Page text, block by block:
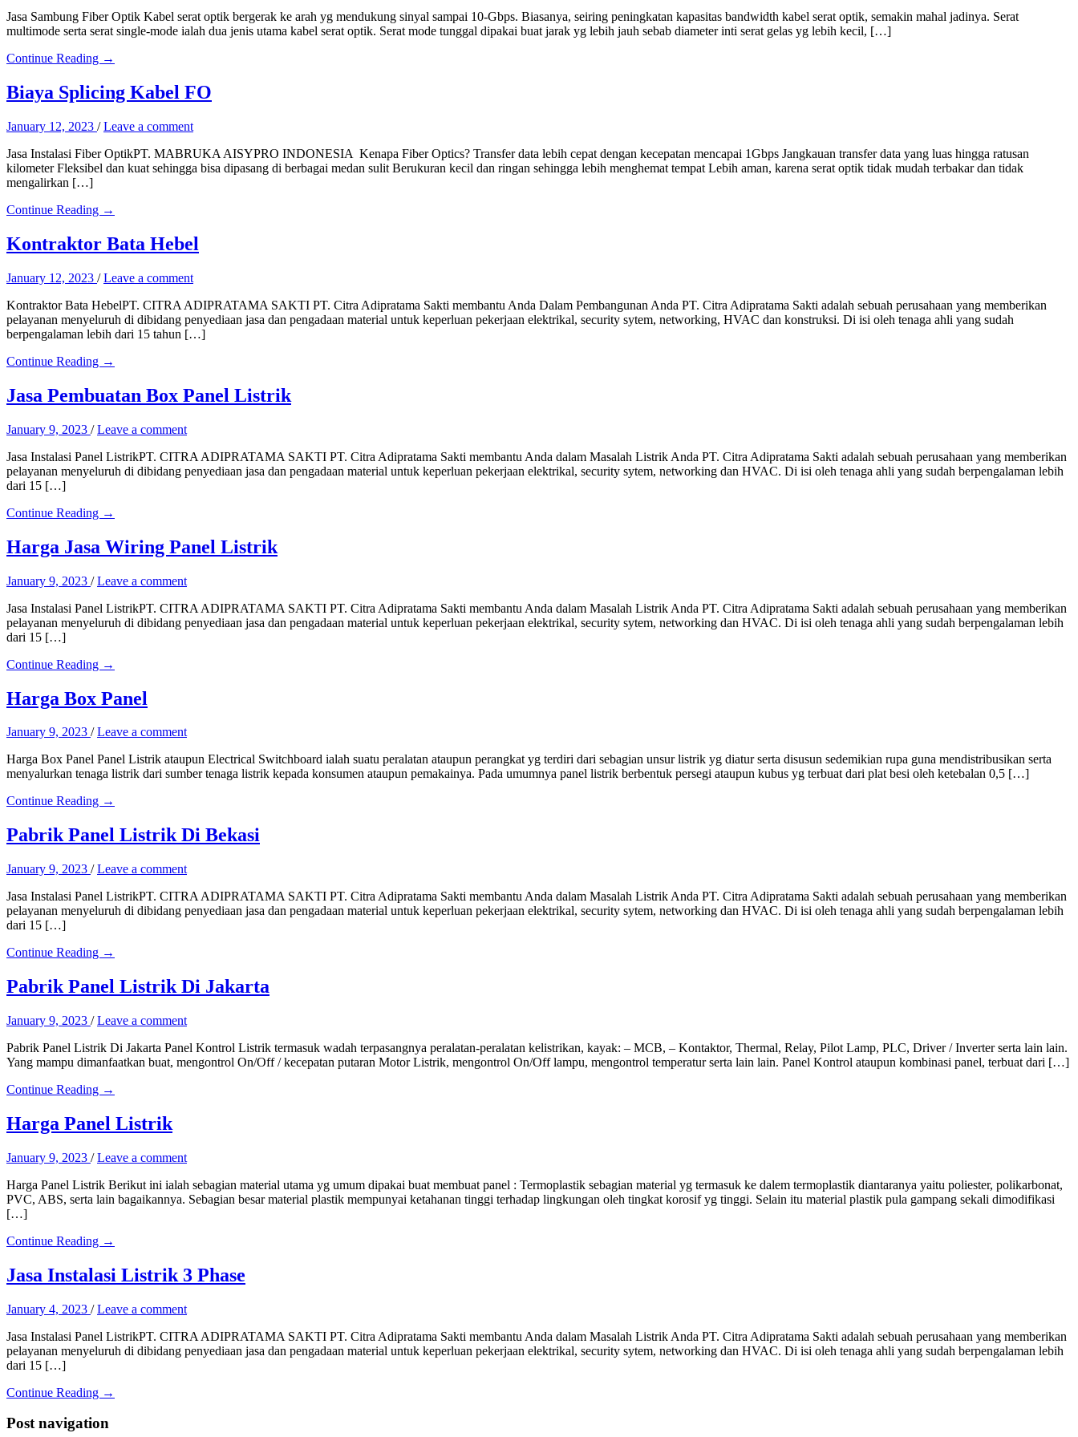
Jasa Sambung Fiber Optik Kabel serat optik bergerak ke arah yg mendukung sinyal sampai 10-Gbps. Biasanya, seiring peningkatan kapasitas bandwidth kabel serat optik, semakin mahal jadinya. Serat
multimode serta serat single-mode ialah dua jenis utama kabel serat optik. Serat mode tunggal dipakai buat jarak yg lebih jauh sebab diameter inti serat gelas yg lebih kecil, […]
Continue Reading →
Biaya Splicing Kabel FO
January 12, 2023 /Leave a comment
Jasa Instalasi Fiber OptikPT. MABRUKA AISYPRO INDONESIA Kenapa Fiber Optics? Transfer data lebih cepat dengan kecepatan mencapai 1Gbps Jangkauan transfer data yang luas hingga ratusan
kilometer Fleksibel dan kuat sehingga bisa dipasang di berbagai medan sulit Berukuran kecil dan ringan sehingga lebih menghemat tempat Lebih aman, karena serat optik tidak mudah terbakar dan tidak
mengalirkan […]
Continue Reading →
Kontraktor Bata Hebel
January 12, 2023 /Leave a comment
Kontraktor Bata HebelPT. CITRA ADIPRATAMA SAKTI PT. Citra Adipratama Sakti membantu Anda Dalam Pembangunan Anda PT. Citra Adipratama Sakti adalah sebuah perusahaan yang memberikan
pelayanan menyeluruh di dibidang penyediaan jasa dan pengadaan material untuk keperluan pekerjaan elektrikal, security sytem, networking, HVAC dan konstruksi. Di isi oleh tenaga ahli yang sudah
berpengalaman lebih dari 15 tahun […]
Continue Reading →
Jasa Pembuatan Box Panel Listrik
January 9, 2023 /Leave a comment
Jasa Instalasi Panel ListrikPT. CITRA ADIPRATAMA SAKTI PT. Citra Adipratama Sakti membantu Anda dalam Masalah Listrik Anda PT. Citra Adipratama Sakti adalah sebuah perusahaan yang memberikan
pelayanan menyeluruh di dibidang penyediaan jasa dan pengadaan material untuk keperluan pekerjaan elektrikal, security sytem, networking dan HVAC. Di isi oleh tenaga ahli yang sudah berpengalaman lebih
dari 15 […]
Continue Reading →
Harga Jasa Wiring Panel Listrik
January 9, 2023 /Leave a comment
Jasa Instalasi Panel ListrikPT. CITRA ADIPRATAMA SAKTI PT. Citra Adipratama Sakti membantu Anda dalam Masalah Listrik Anda PT. Citra Adipratama Sakti adalah sebuah perusahaan yang memberikan
pelayanan menyeluruh di dibidang penyediaan jasa dan pengadaan material untuk keperluan pekerjaan elektrikal, security sytem, networking dan HVAC. Di isi oleh tenaga ahli yang sudah berpengalaman lebih
dari 15 […]
Continue Reading →
Harga Box Panel
January 9, 2023 /Leave a comment
Harga Box Panel Panel Listrik ataupun Electrical Switchboard ialah suatu peralatan ataupun perangkat yg terdiri dari sebagian unsur listrik yg diatur serta disusun sedemikian rupa guna mendistribusikan serta
menyalurkan tenaga listrik dari sumber tenaga listrik kepada konsumen ataupun pemakainya. Pada umumnya panel listrik berbentuk persegi ataupun kubus yg terbuat dari plat besi oleh ketebalan 0,5 […]
Continue Reading →
Pabrik Panel Listrik Di Bekasi
January 9, 2023 /Leave a comment
Jasa Instalasi Panel ListrikPT. CITRA ADIPRATAMA SAKTI PT. Citra Adipratama Sakti membantu Anda dalam Masalah Listrik Anda PT. Citra Adipratama Sakti adalah sebuah perusahaan yang memberikan
pelayanan menyeluruh di dibidang penyediaan jasa dan pengadaan material untuk keperluan pekerjaan elektrikal, security sytem, networking dan HVAC. Di isi oleh tenaga ahli yang sudah berpengalaman lebih
dari 15 […]
Continue Reading →
Pabrik Panel Listrik Di Jakarta
January 9, 2023 /Leave a comment
Pabrik Panel Listrik Di Jakarta Panel Kontrol Listrik termasuk wadah terpasangnya peralatan-peralatan kelistrikan, kayak: – MCB, – Kontaktor, Thermal, Relay, Pilot Lamp, PLC, Driver / Inverter serta lain lain.
Yang mampu dimanfaatkan buat, mengontrol On/Off / kecepatan putaran Motor Listrik, mengontrol On/Off lampu, mengontrol temperatur serta lain lain. Panel Kontrol ataupun kombinasi panel, terbuat dari […]
Continue Reading →
Harga Panel Listrik
January 9, 2023 /Leave a comment
Harga Panel Listrik Berikut ini ialah sebagian material utama yg umum dipakai buat membuat panel : Termoplastik sebagian material yg termasuk ke dalem termoplastik diantaranya yaitu poliester, polikarbonat,
PVC, ABS, serta lain bagaikannya. Sebagian besar material plastik mempunyai ketahanan tinggi terhadap lingkungan oleh tingkat korosif yg tinggi. Selain itu material plastik pula gampang sekali dimodifikasi
[…]
Continue Reading →
Jasa Instalasi Listrik 3 Phase
January 4, 2023 /Leave a comment
Jasa Instalasi Panel ListrikPT. CITRA ADIPRATAMA SAKTI PT. Citra Adipratama Sakti membantu Anda dalam Masalah Listrik Anda PT. Citra Adipratama Sakti adalah sebuah perusahaan yang memberikan
pelayanan menyeluruh di dibidang penyediaan jasa dan pengadaan material untuk keperluan pekerjaan elektrikal, security sytem, networking dan HVAC. Di isi oleh tenaga ahli yang sudah berpengalaman lebih
dari 15 […]
Continue Reading →
Post navigation